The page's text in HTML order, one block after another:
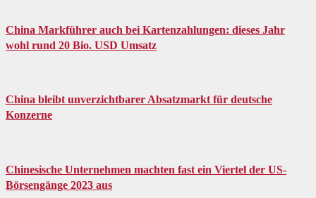
China Markführer auch bei Kartenzahlungen: dieses Jahr
wohl rund 20 Bio. USD Umsatz
China bleibt unverzichtbarer Absatzmarkt für deutsche
Konzerne
Chinesische Unternehmen machten fast ein Viertel der US-
Börsengänge 2023 aus